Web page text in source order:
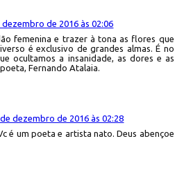
dezembro de 2016 às 02:06
femenina e trazer à tona as flores que
é exclusivo de grandes almas. É no
ocultamos a insanidade, as dores e as
Fernando Atalaia.
dezembro de 2016 às 02:28
é um poeta e artista nato. Deus abençoe